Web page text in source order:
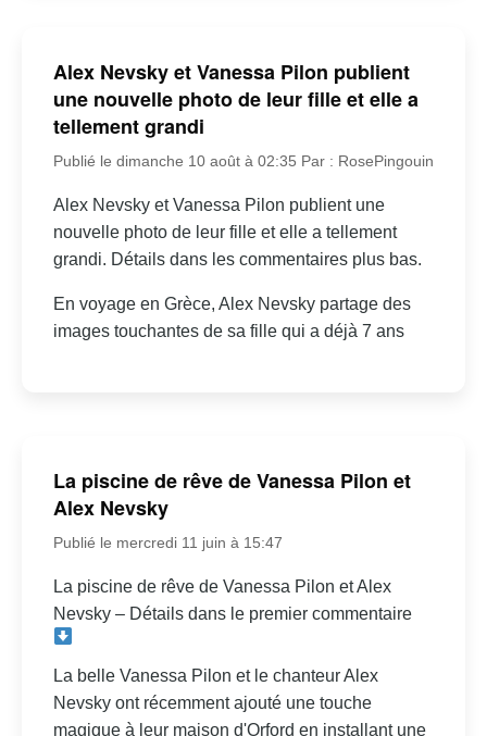
Alex Nevsky et Vanessa Pilon publient
une nouvelle photo de leur fille et elle a
tellement grandi
Publié le dimanche 10 août à 02:35 Par : RosePingouin
Alex Nevsky et Vanessa Pilon publient une
nouvelle photo de leur fille et elle a tellement
grandi. Détails dans les commentaires plus bas.
En voyage en Grèce, Alex Nevsky partage des
images touchantes de sa fille qui a déjà 7 ans
La piscine de rêve de Vanessa Pilon et
Alex Nevsky
Publié le mercredi 11 juin à 15:47
La piscine de rêve de Vanessa Pilon et Alex
Nevsky – Détails dans le premier commentaire
La belle Vanessa Pilon et le chanteur Alex
Nevsky ont récemment ajouté une touche
magique à leur maison d'Orford en installant une